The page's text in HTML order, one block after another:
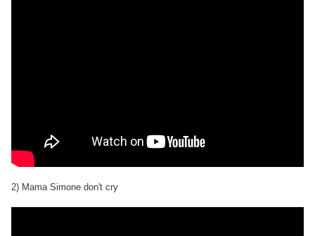
2) Mama Simone don't cry